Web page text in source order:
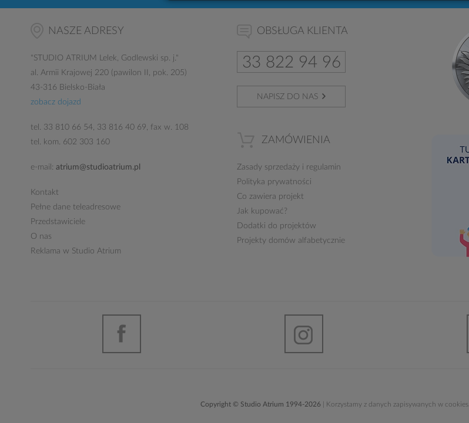
NASZE ADRESY
"STUDIO ATRIUM Lelek, Godlewski sp. j."
al. Armii Krajowej 220 (pawilon II, pok. 205)
43-316 Bielsko-Biała
zobacz dojazd
tel. 33 810 66 54, 33 816 40 69, fax w. 108
tel. kom. 602 303 160
e-mail: atrium@studioatrium.pl
Kontakt
Pełne dane teleadresowe
Przedstawiciele
O nas
Reklama w Studio Atrium
OBSŁUGA KLIENTA
33 822 94 96
NAPISZ DO NAS
ZAMÓWIENIA
Zasady sprzedaży i regulamin
Polityka prywatności
Co zawiera projekt
Jak kupować?
Dodatki do projektów
Projekty domów alfabetycznie
Copyright © Studio Atrium 1994-2026| Korzystamy z danych zapisywanych w cookies.